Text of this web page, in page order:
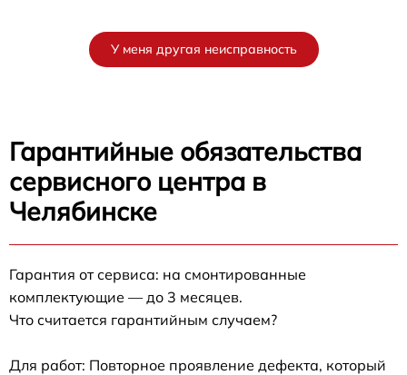
У меня другая неисправность
Гарантийные обязательства
сервисного центра в
Челябинске
Гарантия от сервиса: на смонтированные
комплектующие — до 3 месяцев.
Что считается гарантийным случаем?
Для работ: Повторное проявление дефекта, который